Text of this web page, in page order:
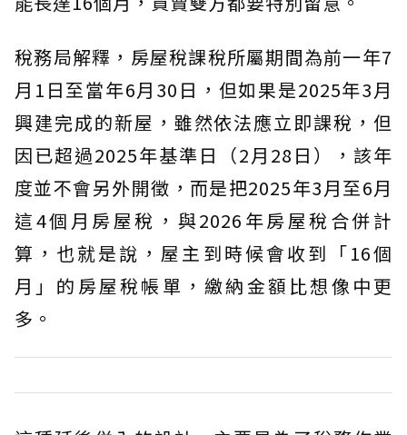
稅務局解釋，房屋稅課稅所屬期間為前一年7
月1日至當年6月30日，但如果是2025年3月
興建完成的新屋，雖然依法應立即課稅，但
因已超過2025年基準日（2月28日），該年
度並不會另外開徵，而是把2025年3月至6月
這4個月房屋稅，與2026年房屋稅合併計
算，也就是說，屋主到時候會收到「16個
月」的房屋稅帳單，繳納金額比想像中更
多。